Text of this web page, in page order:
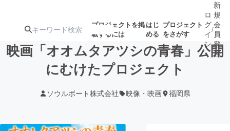
プロジェクトを掲
載するには
はじ
める
プロジェクト
をさがす
ターン
注目の新着プロ
ジェクト
募集終了が近いプ
ロジェクト
されます
ロ
グ
イ
ン
/
新
規
会
員
登
録
映画「オオムタアツシの青春」公開
にむけたプロジェクト
ソウルボート株式会社 映像・映画 福岡県